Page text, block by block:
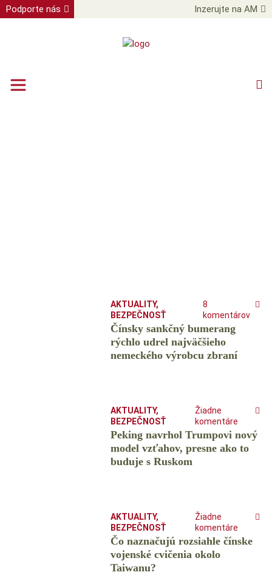
Podporte nás Inzerujte na AM
AKTUALITY,
BEZPEČNOSŤ
8
komentárov
Čínsky sankčný bumerang
rýchlo udrel najväčšieho
nemeckého výrobcu zbraní
AKTUALITY,
BEZPEČNOSŤ
Žiadne
komentáre
Peking navrhol Trumpovi nový
model vzťahov, presne ako to
buduje s Ruskom
AKTUALITY,
BEZPEČNOSŤ
Žiadne
komentáre
Čo naznačujú rozsiahle čínske
vojenské cvičenia okolo
Taiwanu?